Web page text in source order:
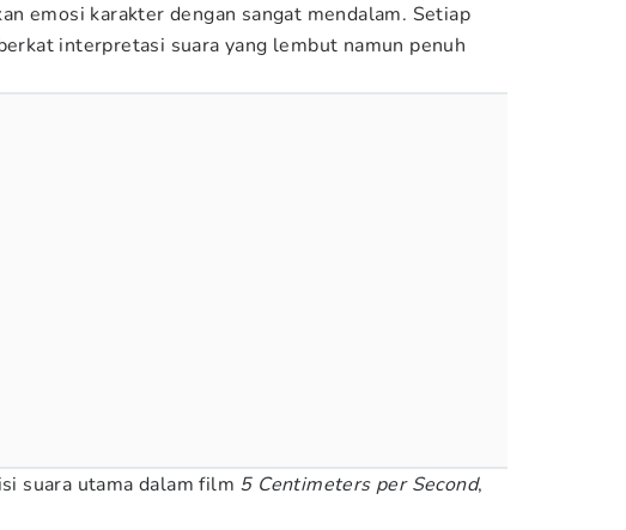
emosi karakter dengan sangat mendalam. Setiap
interpretasi suara yang lembut namun penuh
suara utama dalam film 5 Centimeters per Second,